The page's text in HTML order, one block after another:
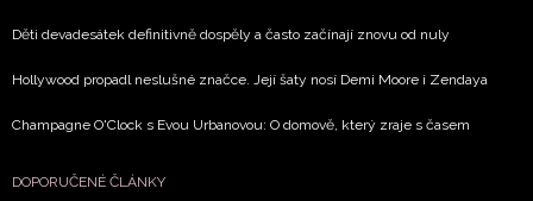
Děti devadesátek definitivně dospěly a často začínají znovu od nuly
Hollywood propadl neslušné značce. Její šaty nosí Demi Moore i Zendaya
Champagne O'Clock s Evou Urbanovou: O domově, který zraje s časem
DOPORUČENÉ ČLÁNKY